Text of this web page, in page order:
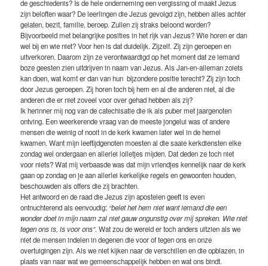
de geschiedenis? Is de hele onderneming een vergissing of maakt Jezus
zijn beloften waar? De leerlingen die Jezus gevolgd zijn, hebben alles achter
gelaten, bezit, familie, beroep. Zullen zij straks beloond worden?
Bijvoorbeeld met belangrijke posities in het rijk van Jezus? Wie horen er dan
wel bij en wie niet? Voor hen is dat duidelijk. Zijzelf. Zij zijn geroepen en
uitverkoren. Daarom zijn ze verontwaardigd op het moment dat ze iemand
boze geesten zien uitdrijven in naam van Jezus. Als Jan-en-alleman zoiets
kan doen, wat komt er dan van hun bijzondere positie terecht? Zij zijn toch
door Jezus geroepen. Zij horen toch bij hem en al die anderen niet, al die
anderen die er niet zoveel voor over gehad hebben als zij?
Ik herinner mij nog van de catechisatie die ik als puber met jaargenoten
ontving. Een weerkerende vraag van de meeste jongelui was of andere
mensen die weinig of nooit in de kerk kwamen later wel in de hemel
kwamen. Want mijn leeftijdgenoten moesten al die saaie kerkdiensten elke
zondag wel ondergaan en allerlei lolletjes mijden. Dat deden ze toch niet
voor niets? Wat mij verbaasde was dat mijn vriendjes kennelijk naar de kerk
gaan op zondag en je aan allerlei kerkelijke regels en gewoonten houden,
beschouwden als offers die zij brachten.
Het antwoord en de raad die Jezus zijn apostelen geeft is even
ontnuchterend als eenvoudig: “belet het hem niet want iemand die een
wonder doet in mijn naam zal niet gauw ongunstig over mij spreken. Wie niet
tegen ons is, is voor ons”.Wat zou de wereld er toch anders uitzien als we
niet de mensen indelen in degenen die voor of tegen ons en onze
overtuigingen zijn. Als we niet kijken naar de verschillen en die opblazen, in
plaats van naar wat we gemeenschappelijk hebben en wat ons bindt.